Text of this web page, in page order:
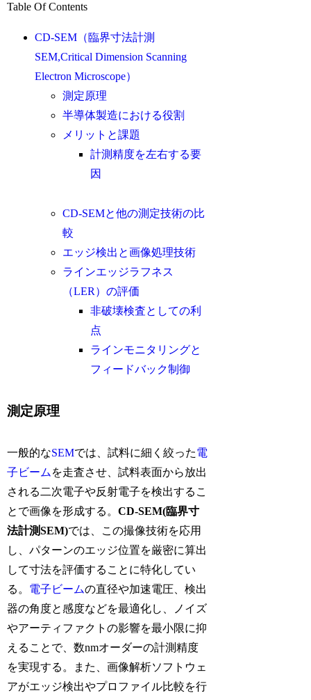
Table Of Contents
CD-SEM（臨界寸法計測
SEM,Critical Dimension Scanning
Electron Microscope）
測定原理
半導体製造における役割
メリットと課題
計測精度を左右する要
因
CD-SEMと他の測定技術の比
較
エッジ検出と画像処理技術
ラインエッジラフネス
（LER）の評価
非破壊検査としての利
点
ラインモニタリングと
フィードバック制御
測定原理
一般的なSEMでは、試料に細く絞った電
子ビーム を走査させ、試料表面から放出
される二次電子や反射電子を検出するこ
とで画像を形成する。CD-SEM(臨界寸
法計測SEM)では、この撮像技術を応用
し、パターンのエッジ位置を厳密に算出
して寸法を評価することに特化してい
る。 電子ビームの直径や加速電圧、検出
器の角度と感度などを最適化し、ノイズ
やアーティファクトの影響を最小限に抑
えることで、数nmオーダーの計測精度
を実現する。また、画像解析ソフトウェ
アがエッジ検出やプロファイル比較を行